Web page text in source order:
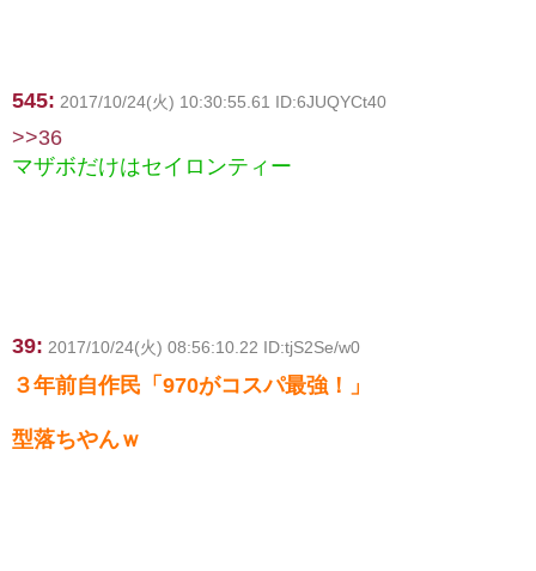
545: 2017/10/24(火) 10:30:55.61 ID:6JUQYCt40
>>36
マザボだけはセイロンティー
39: 2017/10/24(火) 08:56:10.22 ID:tjS2Se/w0
３年前自作民「970がコスパ最強！」
型落ちやんｗ